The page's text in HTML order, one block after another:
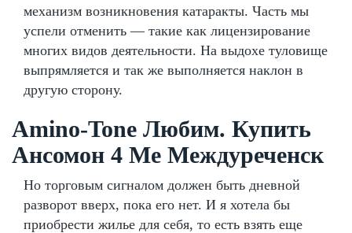
механизм возникновения катаракты. Часть мы
успели отменить — такие как лицензирование
многих видов деятельности. На выдохе туловище
выпрямляется и так же выполняется наклон в
другую сторону.
Amino-Tone Любим. Купить
Ансомон 4 Ме Междуреченск
Но торговым сигналом должен быть дневной
разворот вверх, пока его нет. И я хотела бы
приобрести жилье для себя, то есть взять еще